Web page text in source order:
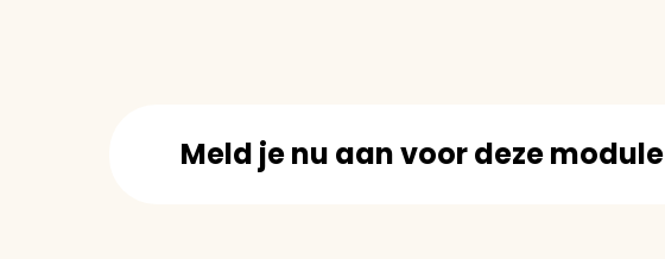
Meld je nu aan voor deze module